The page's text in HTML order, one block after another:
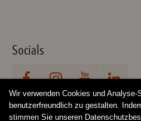
Socials
Wir verwenden Cookies und
benutzerfreundlich zu gestalten.
stimmen Sie unseren